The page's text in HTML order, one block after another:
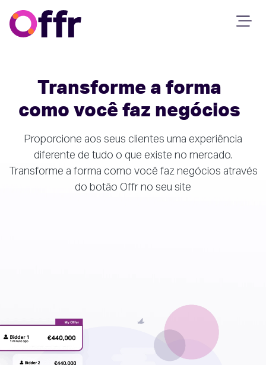
Transforme a forma
como você faz negócios
Proporcione aos seus clientes uma experiência
diferente de tudo o que existe no mercado.
Transforme a forma como você faz negócios através
do botão Offr no seu site